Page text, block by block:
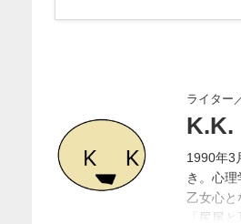
ライター
K.K.
1990年3
き。心
乙女心
「尻尾